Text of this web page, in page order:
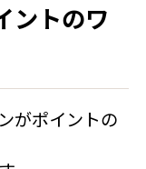
ントのワ
がポイントの